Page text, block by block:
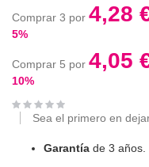
Comprar 3 por 4,28
5%
Comprar 5 por 4,05
10%
Sea el primero en
Garantía de 3 años.